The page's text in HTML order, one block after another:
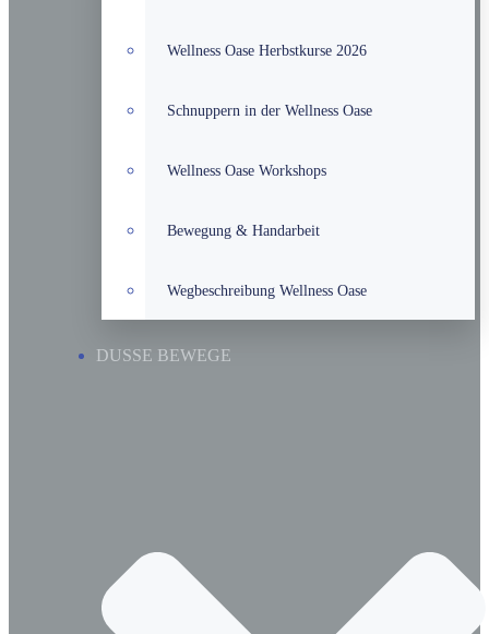
Wellness Oase Herbstkurse 2026
Schnuppern in der Wellness Oase
Wellness Oase Workshops
Bewegung & Handarbeit
Wegbeschreibung Wellness Oase
DUSSE BEWEGE